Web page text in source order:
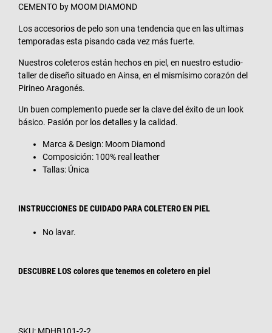
CEMENTO by MOOM DIAMOND
Los accesorios de pelo son una tendencia que en las ultimas
temporadas esta pisando cada vez más fuerte.
Nuestros coleteros están hechos en piel, en nuestro estudio-
taller de diseño situado en Ainsa, en el mismísimo corazón del
Pirineo Aragonés.
Un buen complemento puede ser la clave del éxito de un look
básico. Pasión por los detalles y la calidad.
Marca & Design: Moom Diamond
Composición: 100% real leather
Tallas: Única
INSTRUCCIONES DE CUIDADO PARA COLETERO EN PIEL
No lavar.
DESCUBRE LOS colores que tenemos en coletero en piel
SKU: MDHB101-2-2